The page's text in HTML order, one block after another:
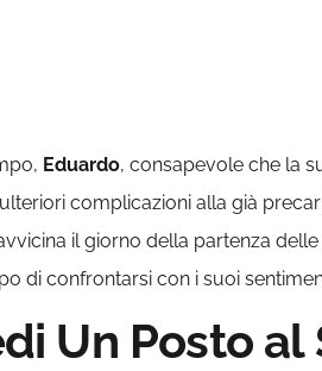
Eduardo, consapevole che la
complicazioni alla già
il giorno della partenza
di confrontarsi con i suoi
Un Posto al